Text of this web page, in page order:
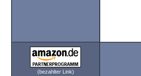
(bezahlter Link)